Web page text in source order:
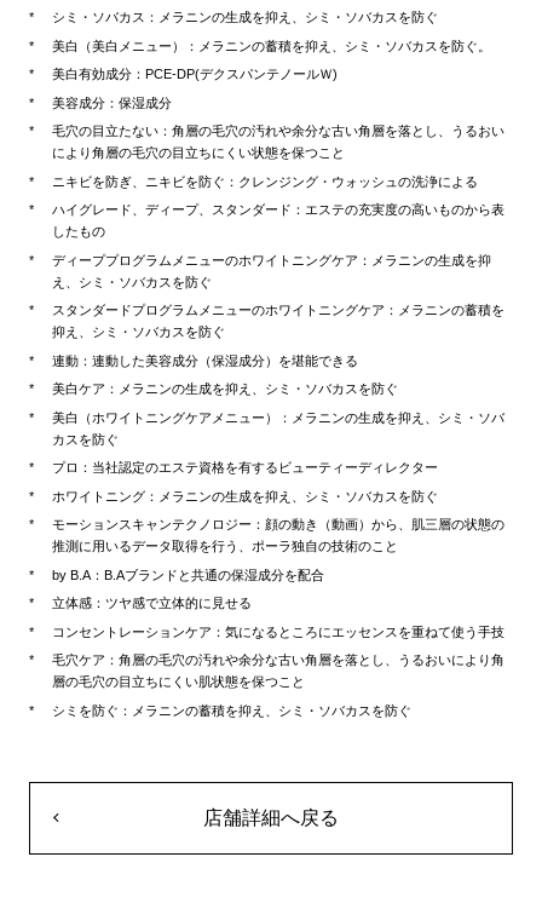
シミ・ソバカス：メラニンの生成を抑え、シミ・ソバカスを防ぐ
美白（美白メニュー）：メラニンの蓄積を抑え、シミ・ソバカスを防ぐ。
美白有効成分：PCE-DP(デクスパンテノールＷ)
美容成分：保湿成分
毛穴の目立たない：角層の毛穴の汚れや余分な古い角層を落とし、うるおい
により角層の毛穴の目立ちにくい状態を保つこと
ニキビを防ぎ、ニキビを防ぐ：クレンジング・ウォッシュの洗浄による
ハイグレード、ディープ、スタンダード：エステの充実度の高いものから表
したもの
ディーププログラムメニューのホワイトニングケア：メラニンの生成を抑
え、シミ・ソバカスを防ぐ
スタンダードプログラムメニューのホワイトニングケア：メラニンの蓄積を
抑え、シミ・ソバカスを防ぐ
連動：連動した美容成分（保湿成分）を堪能できる
美白ケア：メラニンの生成を抑え、シミ・ソバカスを防ぐ
美白（ホワイトニングケアメニュー）：メラニンの生成を抑え、シミ・ソバ
カスを防ぐ
プロ：当社認定のエステ資格を有するビューティーディレクター
ホワイトニング：メラニンの生成を抑え、シミ・ソバカスを防ぐ
モーションスキャンテクノロジー：顔の動き（動画）から、肌三層の状態の
推測に用いるデータ取得を行う、ポーラ独自の技術のこと
by B.A：B.Aブランドと共通の保湿成分を配合
立体感：ツヤ感で立体的に見せる
コンセントレーションケア：気になるところにエッセンスを重ねて使う手技
毛穴ケア：角層の毛穴の汚れや余分な古い角層を落とし、うるおいにより角
層の毛穴の目立ちにくい肌状態を保つこと
シミを防ぐ：メラニンの蓄積を抑え、シミ・ソバカスを防ぐ
店舗詳細へ戻る